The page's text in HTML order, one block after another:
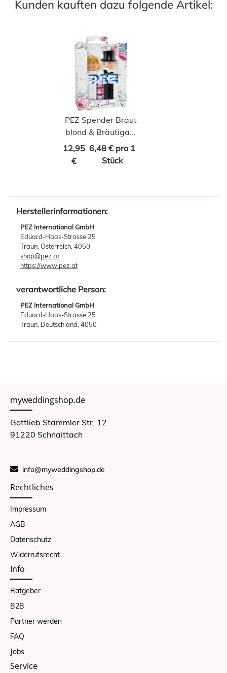
Kunden kauften dazu folgende Artikel:
PEZ Spender Braut
blond & Bräutigam
+ 4 Pack Bonbons
12,95
€
6,48 € pro 1
Stück
Herstellerinformationen:
PEZ International GmbH
Eduard-Haas-Strasse 25
Traun, Österreich, 4050
shop@pez.at
https://www.pez.at
verantwortliche Person:
PEZ International GmbH
Eduard-Haas-Strasse 25
Traun, Deutschland, 4050
myweddingshop.de
Gottlieb Stammler Str. 12
91220 Schnaittach
info@myweddingshop.de
Rechtliches
Impressum
AGB
Datenschutz
Widerrufsrecht
Info
Ratgeber
B2B
Partner werden
FAQ
Jobs
Service